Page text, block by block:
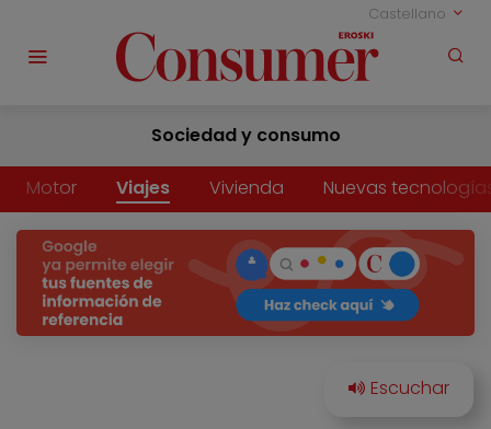
Castellano
Sociedad y consumo
Motor Viajes Vivienda Nuevas